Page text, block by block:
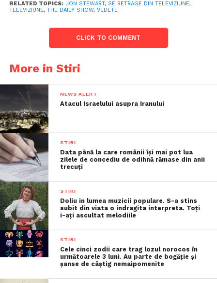
RELATED TOPICS: JON STEWART, SE RETRAGE DIN TELEVIZIUNE,
TELEVIZIUNE, THE DAILY SHOW, VEDETE
CLICK TO COMMENT
More in Stiri
NEWS ALERT
Atacul Israelului asupra Iranului
STIRI
Data până la care românii îşi mai pot lua
zilele de concediu de odihnă rămase din anii
trecuţi
STIRI
Doliu in lumea muzicii populare. S-a stins
subit din viata o indragita interpreta. Toți
i-ați ascultat melodiile
STIRI
Cele cinci zodii care trag lozul norocos în
următoarele 3 luni. Au parte de bogăție și
șanse de câștig nemaipomenite